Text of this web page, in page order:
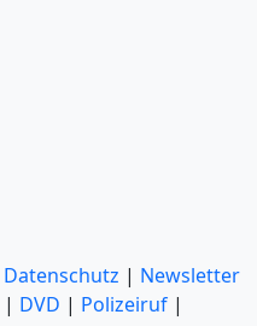
Datenschutz | Newsletter
| DVD | Polizeiruf |